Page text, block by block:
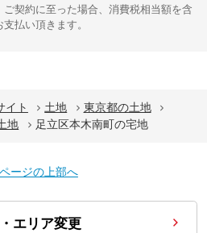
契約に至った場合、消費税相当額を含
払い頂きます。
イト 土地
東京都の土地
地 足立区本木南町の宅地
ページの上部へ
エリア変更